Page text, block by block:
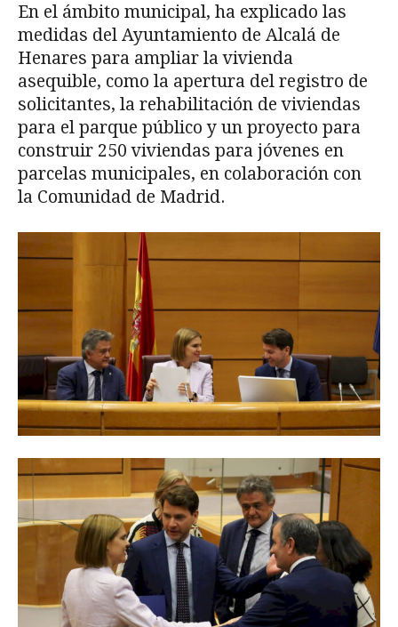
En el ámbito municipal, ha explicado las
medidas del Ayuntamiento de Alcalá de
Henares para ampliar la vivienda
asequible, como la apertura del registro de
solicitantes, la rehabilitación de viviendas
para el parque público y un proyecto para
construir 250 viviendas para jóvenes en
parcelas municipales, en colaboración con
la Comunidad de Madrid.